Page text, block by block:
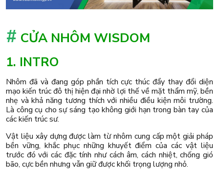
# CỬA NHÔM WISDOM
1. INTRO
Nhôm đã và đang góp phần tích cực thúc đẩy thay đổi diện
mạo kiến trúc đô thị hiện đại nhờ lợi thế về mặt thẩm mỹ, bền
nhẹ và khả năng tương thích với nhiều điều kiện môi trường.
Là công cụ cho sự sáng tạo không giới hạn trong bàn tay của
các kiến trúc sư.
Vật liệu xây dựng được làm từ nhôm cung cấp một giải pháp
bền vững, khắc phục những khuyết điểm của các vật liệu
trước đó với các đặc tính như cách âm, cách nhiệt, chống gió
bão, cực bền nhưng vẫn giữ được khối trọng lượng nhỏ.